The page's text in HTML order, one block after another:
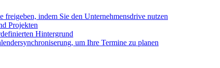
indem Sie den Unternehmensdrive nutzen
Projekten
Hintergrund
um Ihre Termine zu planen